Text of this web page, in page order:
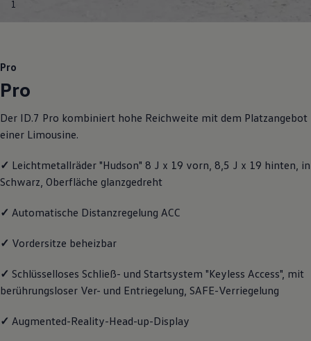
Räder und Reifen
Transport
Entertainment und Elektronik
Digitale Extras
Dienste für Ihr Modell finden
Volkswagen Apps, Login und Shop
Updates für Software, Karten und Radio
Vorgängermodelle
Kundeninformationen
Warn- und Kontrollleuchten
Assistenzsysteme
Digitale Betriebsanleitung
Magazin
1
Pro
Pro
Der ID.7 Pro kombiniert hohe Reichweite mit dem Platzangebot
einer Limousine.
✓ Leichtmetallräder "Hudson" 8 J x 19 vorn, 8,5 J x 19 hinten, in
Schwarz, Oberfläche glanzgedreht
✓ Automatische Distanzregelung ACC
✓ Vordersitze beheizbar
✓ Schlüsselloses Schließ- und Startsystem "Keyless Access", mit
berührungsloser Ver- und Entriegelung, SAFE-Verriegelung
✓ Augmented-Reality-Head-up-Display